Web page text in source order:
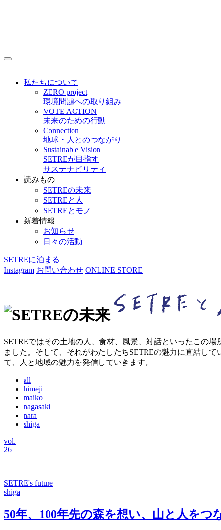
私たちについて
ZERO project
環境問題への取り組み
VOTE ACTION
未来のための行動
Connection
地球・人とのつながり
Sustainable Vision
SETREが目指す
サステナビリティ
読みもの
SETREの未来
SETREと人
SETREとモノ
新着情報
お知らせ
日々の活動
SETREに泊まる
Instagram お問い合わせ ONLINE STORE
SETREではその土地の人、食材、風景、対話といったこの
ました。そして、それがわたしたちSETREの魅力に直結し
て、人と地域の魅力を発信していきます。
all
himeji
maiko
nagasaki
nara
shiga
vol.
26
SETRE's future
shiga
50年、100年先の森を想い、山と人をつ